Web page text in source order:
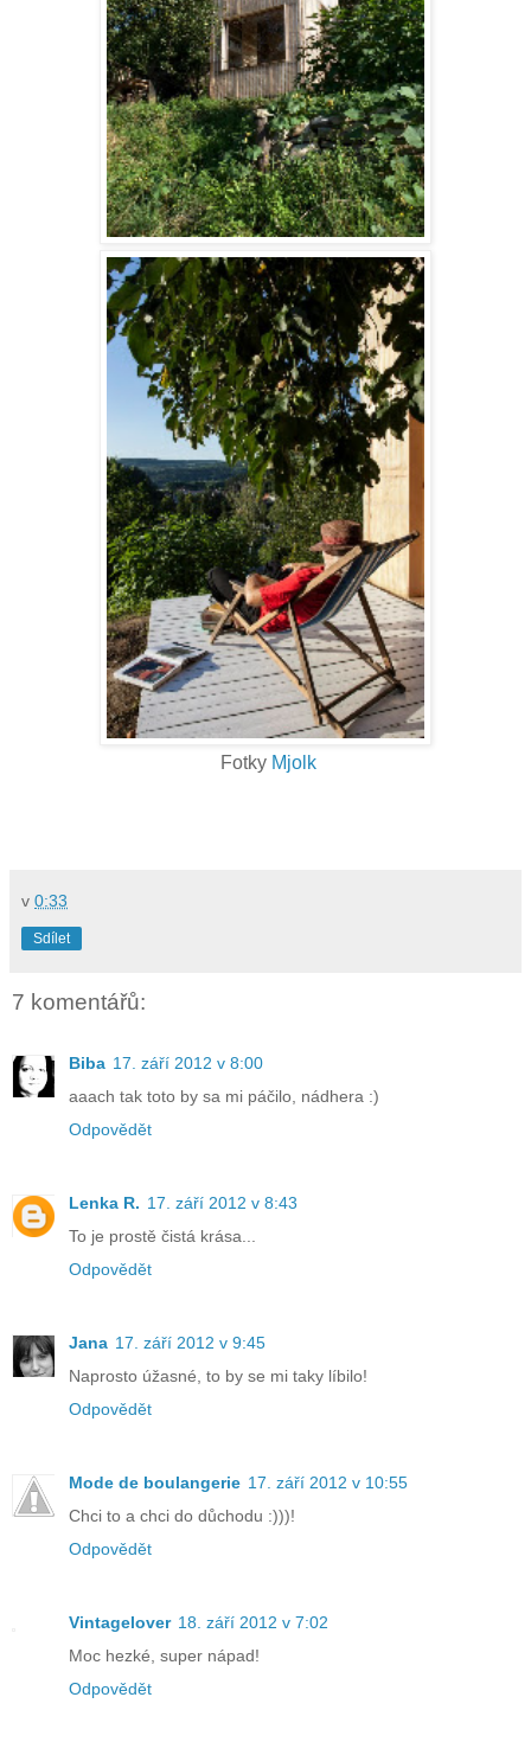
Fotky Mjolk
v 0:33
Sdílet
7 komentářů:
Biba 17. září 2012 v 8:00
aaach tak toto by sa mi páčilo, nádhera :)
Odpovědět
Lenka R. 17. září 2012 v 8:43
To je prostě čistá krása...
Odpovědět
Jana 17. září 2012 v 9:45
Naprosto úžasné, to by se mi taky líbilo!
Odpovědět
Mode de boulangerie 17. září 2012 v 10:55
Chci to a chci do důchodu :)))!
Odpovědět
Vintagelover 18. září 2012 v 7:02
Moc hezké, super nápad!
Odpovědět